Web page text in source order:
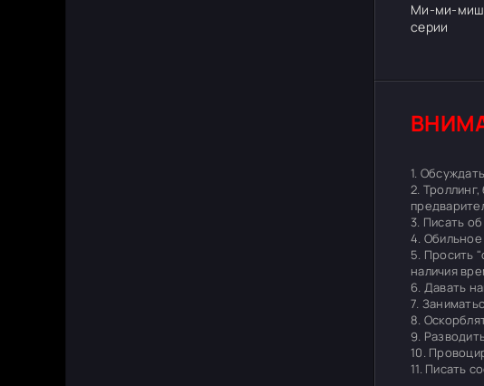
Ми-ми-
серии
1.
2.
3. Писать
4.
5. Просить
наличия
6. Давать
7.
8.
9.
10.
11. Писать